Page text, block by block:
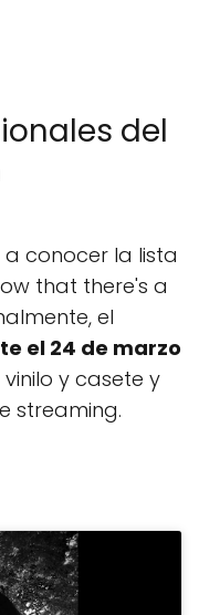
del
a conocer la lista
that there's a
el
el 24 de marzo
y casete y
streaming.